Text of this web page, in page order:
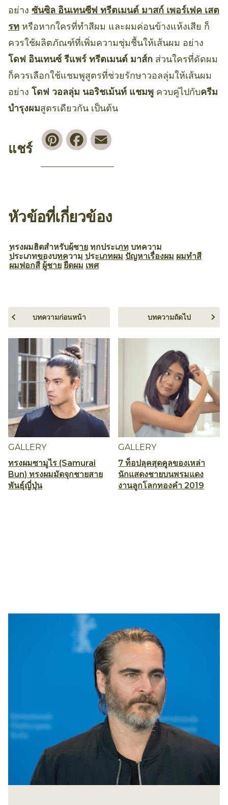
อย่าง ซันซิล อินเทนซีฟ ทรีตเมนต์ มาสก์ เพอร์เฟค เสต
รท หรือหากใครที่ทำสีผม และผมค่อนข้างแห้งเสีย ก็
ควรใช้ผลิตภัณฑ์ที่เพิ่มความชุ่มชื้นให้เส้นผม อย่าง
โดฟ อินเทนซ์ รีแพร์ ทรีตเมนต์ มาส์ก ส่วนใครที่ดัดผม
ก็ควรเลือกใช้แชมพูสูตรที่ช่วยรักษาวอลลุ่มให้เส้นผม
อย่าง โดฟ วอลลุ่ม นอริชเม้นท์ แชมพู ควบคู่ไปกับครีม
บำรุงผมสูตรเดียวกัน เป็นต้น
แชร์
PinterestFacebook
หัวข้อที่เกี่ยวข้อง
ทรงผมฮิตสำหรับผู้ชาย ทุกประเภท บทความ
ประเภทของบทความ ประเภทผม ปัญหาเรื่องผม ผมทำสี
ผมฟอกสี ผู้ชาย ยืดผม เพศ
GALLERY
ทรงผมซามูไร (Samurai
Bun) ทรงผมมัดจุกชายสาย
พันธุ์ญี่ปุ่น
บทความก่อนหน้า
GALLERY
7 ท็อปลุคสุดคูลของเหล่า
นักแสดงชายบนพรมแดง
งานลูกโลกทองคำ 2019
บทความถัดไป